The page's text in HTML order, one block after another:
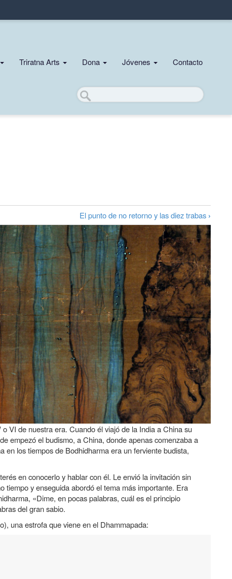
Triratna Arts Dona Jóvenes Contacto
Buscar
El punto de no retorno y las diez trabas ›
VI de nuestra era. Cuando él viajó de la India a China su
empezó el budismo, a China, donde apenas comenzaba a
los tiempos de Bodhidharma era un ferviente budista,
en conocerlo y hablar con él. Le envió la invitación sin
tiempo y enseguida abordó el tema más importante. Era
«Dime, en pocas palabras, cuál es el principio
del gran sabio.
una estrofa que viene en el Dhammapada: